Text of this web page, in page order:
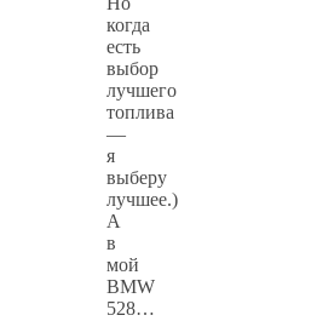
когда
есть
выбор
лучшего
топлива
—
я
выберу
лучшее.)
А
в
мой
BMW
528…